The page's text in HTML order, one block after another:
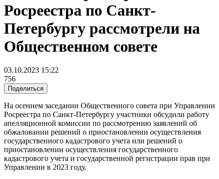
Росреестра по Санкт-
Петербургу рассмотрели на
Общественном совете
03.10.2023 15:22
756
Поделиться
На осеннем заседании Общественного совета при Управлении
Росреестра по Санкт-Петербургу участники обсудили работу
апелляционной комиссии по рассмотрению заявлений об
обжаловании решений о приостановлении осуществления
государственного кадастрового учета или решений о
приостановлении осуществления государственного
кадастрового учета и государственной регистрации прав при
Управлении в 2023 году.